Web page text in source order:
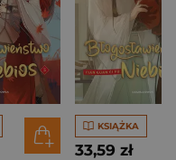
KSIĄŻKA
33,59 zł